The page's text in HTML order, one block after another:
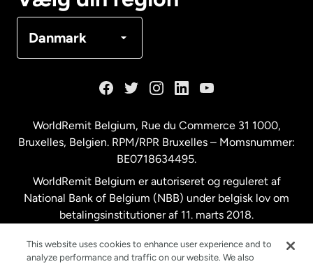
Danmark
Malaysia
New Zealand
Spanien
WorldRemit Belgium, Rue du Commerce 31 1000,
Bruxelles, Belgien. RPM/RPR Bruxelles – Momsnummer:
BE0718634495.
WorldRemit Belgium er autoriseret og reguleret af
National Bank of Belgium (NBB) under belgisk lov om
betalingsinstitutioner af 11. marts 2018.
This website uses cookies to enhance user experience and to
analyze performance and traffic on our website. We also